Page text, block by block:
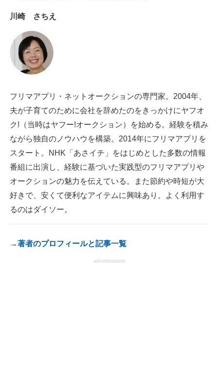
企業向けIT製品の総合サイト
IT製品の技術・比較・事例
製造業のIT導入・活用を支援
エレクトロニクス専門サイト
電子設計の基本と応用
エネルギーの専門メディア
建設×テクノロジーの最前線
ちょっと気になるネットの話題
川崎 さちえ
フリマアプリ・ネットオークションの専門家。2004年、
夫が子育てのために会社を辞めたのをきっかけにヤフオ
ク!（当時はヤフー!オークション）を始める。経験を積み
ながら独自のノウハウを構築。2014年にフリマアプリを
スタート。NHK「あさイチ」をはじめとした多数の情報
番組に出演し、経験に基づいた実践型のフリマアプリや
オークションの魅力を伝えている。また節約や時短が大
好きで、安くて便利なアイテムに興味あり。よく利用す
るのはダイソー。
→著者のプロフィールと記事一覧
advertisement